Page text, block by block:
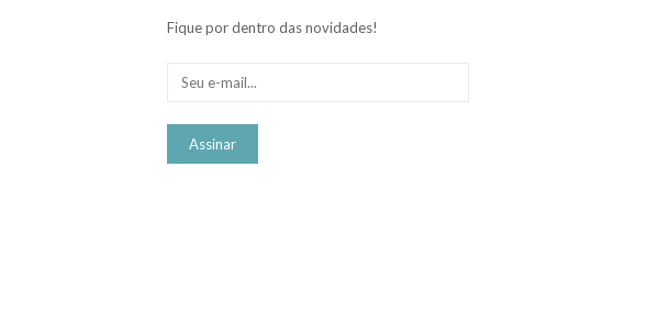
Fique por dentro das novidades!